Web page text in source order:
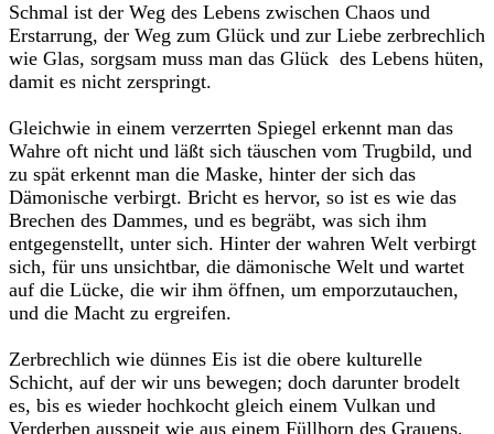
Schmal ist der Weg des Lebens zwischen Chaos und
Erstarrung, der Weg zum Glück und zur Liebe zerbrechlich
wie Glas, sorgsam muss man das Glück des Lebens hüten,
damit es nicht zerspringt.
Gleichwie in einem verzerrten Spiegel erkennt man das
Wahre oft nicht und läßt sich täuschen vom Trugbild, und
zu spät erkennt man die Maske, hinter der sich das
Dämonische verbirgt. Bricht es hervor, so ist es wie das
Brechen des Dammes, und es begräbt, was sich ihm
entgegenstellt, unter sich. Hinter der wahren Welt verbirgt
sich, für uns unsichtbar, die dämonische Welt und wartet
auf die Lücke, die wir ihm öffnen, um emporzutauchen,
und die Macht zu ergreifen.
Zerbrechlich wie dünnes Eis ist die obere kulturelle
Schicht, auf der wir uns bewegen; doch darunter brodelt
es, bis es wieder hochkocht gleich einem Vulkan und
Verderben ausspeit wie aus einem Füllhorn des Grauens,